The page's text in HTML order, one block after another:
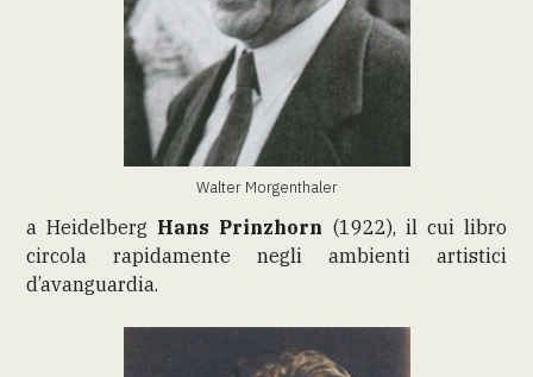
Walter Morgenthaler
a Heidelberg Hans Prinzhorn (1922), il cui libro
circola rapidamente negli ambienti artistici
d’avanguardia.